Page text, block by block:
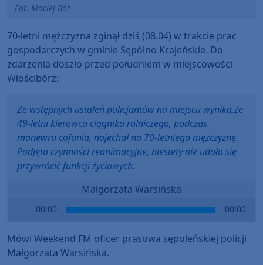
Fot. Maciej Bór
70-letni mężczyzna zginął dziś (08.04) w trakcie prac
gospodarczych w gminie Sępólno Krajeńskie. Do
zdarzenia doszło przed południem w miejscowości
Włościbórz:
Ze wstępnych ustaleń policjantów na miejscu wynika,że
49-letni kierowca ciągnika rolniczego, podczas
manewru cofania, najechał na 70-letniego mężczyznę.
Podjęto czynności reanimacyjne, niestety nie udało się
przywrócić funkcji życiowych.
Małgorzata Warsińska
00:00 00:00
Mówi Weekend FM oficer prasowa sępoleńskiej policji
Małgorzata Warsińska.